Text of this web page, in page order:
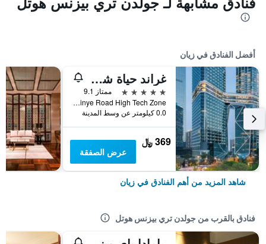
أفضل الفنادق في زيان
غراند حياة شي أن
5 نجوم
ممتاز 9.1
No 12 Jinye Road High Tech Zone, زيان, الصين
0.0 كيلومتر عن وسط المدينة
369 ﷼
عرض الصفقة
شاهد المزيد من أهم الفنادق في زيان
فنادق بالقرب من جولدن تري بيزنس هوتل